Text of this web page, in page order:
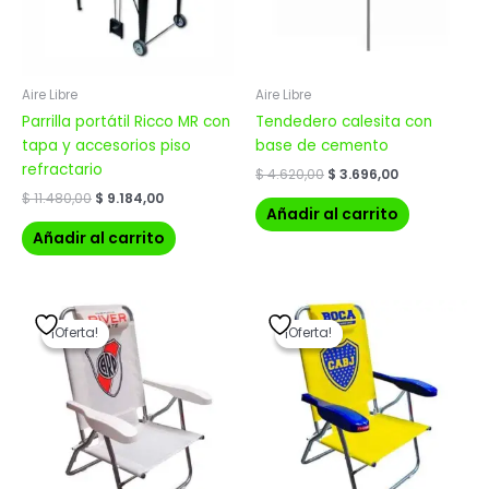
Aire Libre
Parrilla portátil Ricco MR con
tapa y accesorios piso
refractario
$11.480,00 $ 9.184,00
Añadir al carrito
Aire Libre
Tendedero calesita con
base de cemento
$4.620,00 $ 3.696,00
Añadir al carrito
¡Oferta!
¡Oferta!
El
precio
original
era:
$ 2.940,00.
¡Oferta!
¡Oferta!
El
precio
original
era:
$ 4.044,00.$ 3.235,20.